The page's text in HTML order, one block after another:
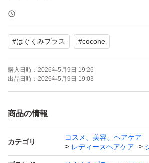
#はぐくみプラス #cocone
購入日時： 2026年5月9日 19:26
出品日時： 2026年5月9日 19:03
商品の情報
カテゴリ
コスメ、美容、ヘアケア
レディースヘアケア